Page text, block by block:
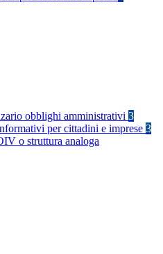
obblighi amministrativi 3
per cittadini e imprese 3
o struttura analoga